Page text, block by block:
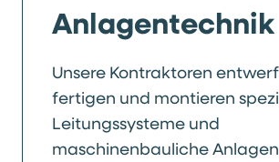
Anlagentechnik
Unsere Kontraktoren
fertigen und montieren
Leitungssysteme und
maschinenbauliche